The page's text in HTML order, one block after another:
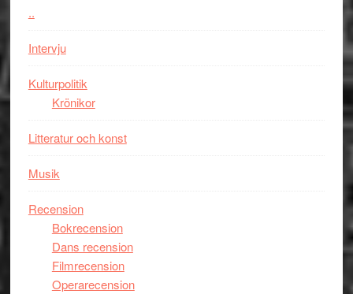
..
Intervju
Kulturpolitik
Krönikor
Litteratur och konst
Musik
Recension
Bokrecension
Dans recension
Filmrecension
Operarecension